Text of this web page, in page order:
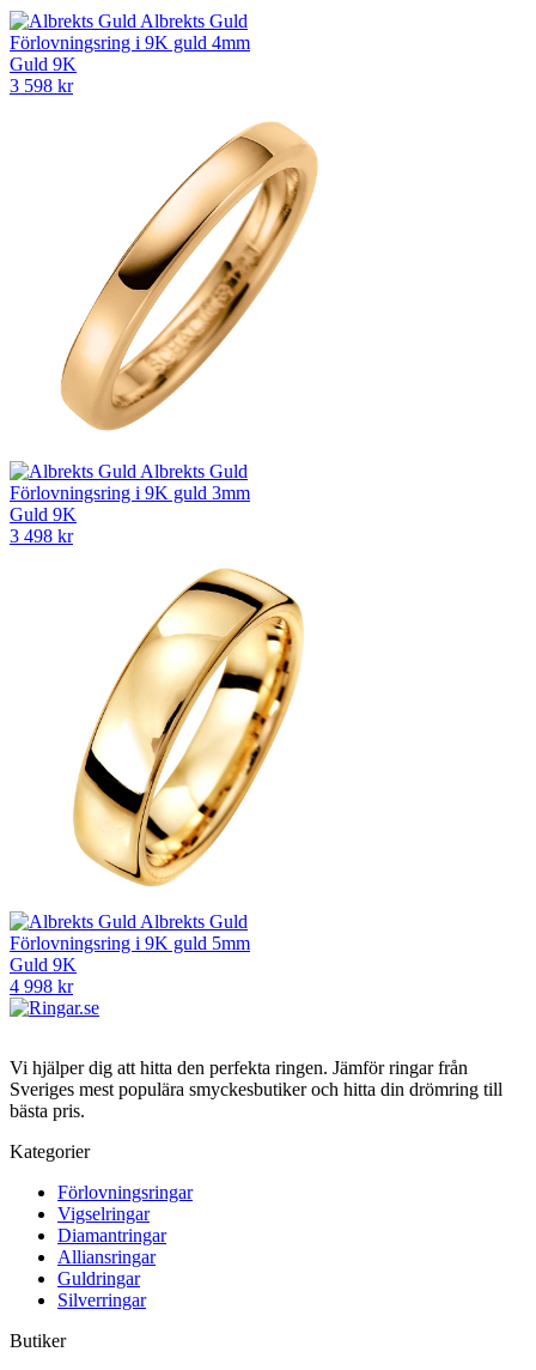
Albrekts Guld
Förlovningsring i 9K guld 4mm
Guld 9K
3 598 kr
Albrekts Guld
Förlovningsring i 9K guld 3mm
Guld 9K
3 498 kr
Albrekts Guld
Förlovningsring i 9K guld 5mm
Guld 9K
4 998 kr
Vi hjälper dig att hitta den perfekta ringen. Jämför ringar från
Sveriges mest populära smyckesbutiker och hitta din drömring till
bästa pris.
Kategorier
Förlovningsringar
Vigselringar
Diamantringar
Alliansringar
Guldringar
Silverringar
Butiker